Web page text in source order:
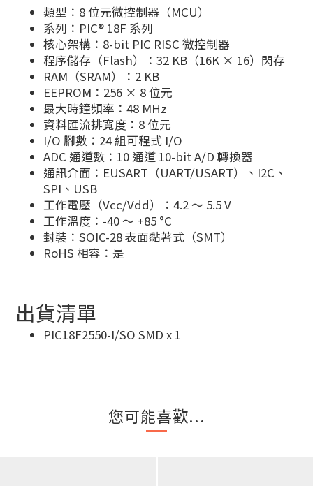
類型：8 位元微控制器（MCU）
系列：PIC® 18F 系列
核心架構：8-bit PIC RISC 微控制器
程序儲存（Flash）：32 KB（16K × 16）閃存
RAM（SRAM）：2 KB
EEPROM：256 × 8 位元
最大時鐘頻率：48 MHz
資料匯流排寬度：8 位元
I/O 腳數：24 組可程式 I/O
ADC 通道數：10 通道 10-bit A/D 轉換器
通訊介面：EUSART（UART/USART）、I2C、
SPI、USB
工作電壓（Vcc/Vdd）：4.2 ～ 5.5 V
工作溫度：-40 ～ +85 °C
封裝：SOIC-28 表面黏著式（SMT）
RoHS 相容：是
出貨清單
PIC18F2550-I/SO SMD x 1
您可能喜歡...